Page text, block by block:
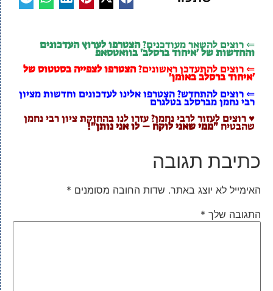
⇐ רוצים להשאר מעודכנים?הצטרפו לערוץ העדכונים
והחדשות של 'איחוד ברסלב' בוואטסאפ
⇐ רוצים להתעדכן ראשונים?הצטרפו לצפייה בסטטוס של
'איחוד ברסלב באומן'
⇐ רוצים להתחדש? הצטרפו אלינו לעדכונים וחדשות מציון
רבי נחמן מברסלב בטלגרם
♥ רוצים לעזור לרבי נחמן? עזרו לנו בהחזקת ציון רבי נחמן
שהבטיח"ממי שאני לוקח – לו אני נותן"!
כתיבת תגובה
האימייל לא יוצג באתר. שדות החובה מסומנים *
התגובה שלך *